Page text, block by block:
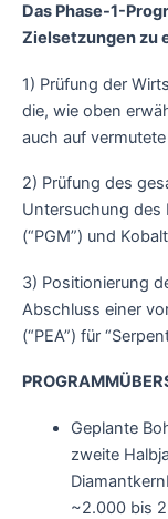
Das Phase-1-
Zielsetzungen zu
1) Prüfung der
die, wie oben
auch auf
2) Prüfung des
Untersuchung des
(“PGM”) und
3) Positionierung
Abschluss einer
(“PEA”) für
Geplante
zweite
~2.000 bis